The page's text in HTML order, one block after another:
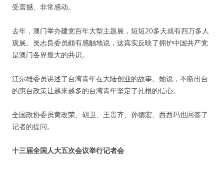
受震撼、非常感动。
去年，澳门举办建党百年大型主题展，短短20多天就有四万多人
观展。吴志良委员颇有感触地说，这真实反映了拥护中国共产党
是澳门各界最大的共识。
江尔雄委员讲述了台湾青年在大陆创业的故事。她说，不断出台
的惠台政策让越来越多的台湾青年坚定了扎根的信心。
全国政协委员黄改荣、胡卫、王贵齐、孙德宏、西西玛也回答了
记者的提问。
十三届全国人大五次会议举行记者会